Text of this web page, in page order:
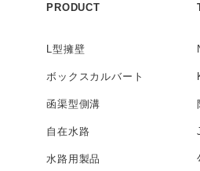
PRODUCT
L型擁壁
ボックス カルバート
函渠型側溝
自在水路
水路用製品